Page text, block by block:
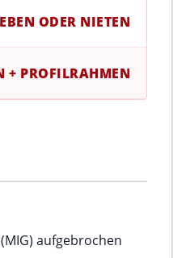
ODER NIETEN
+ PROFILRAHMEN
aufgebrochen